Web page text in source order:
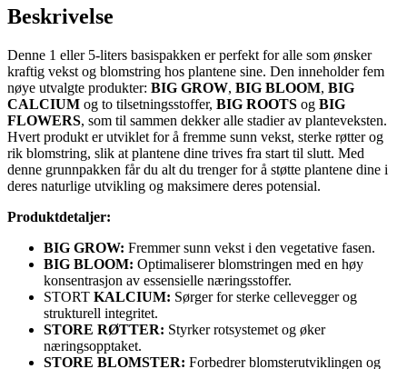
Beskrivelse
Denne 1 eller 5-liters basispakken er perfekt for alle som ønsker
kraftig vekst og blomstring hos plantene sine. Den inneholder fem
nøye utvalgte produkter: BIG GROW, BIG BLOOM, BIG
CALCIUM og to tilsetningsstoffer, BIG ROOTS og BIG
FLOWERS, som til sammen dekker alle stadier av planteveksten.
Hvert produkt er utviklet for å fremme sunn vekst, sterke røtter og
rik blomstring, slik at plantene dine trives fra start til slutt. Med
denne grunnpakken får du alt du trenger for å støtte plantene dine i
deres naturlige utvikling og maksimere deres potensial.
Produktdetaljer:
BIG GROW: Fremmer sunn vekst i den vegetative fasen.
BIG BLOOM: Optimaliserer blomstringen med en høy
konsentrasjon av essensielle næringsstoffer.
STORT KALCIUM: Sørger for sterke cellevegger og
strukturell integritet.
STORE RØTTER: Styrker rotsystemet og øker
næringsopptaket.
STORE BLOMSTER: Forbedrer blomsterutviklingen og